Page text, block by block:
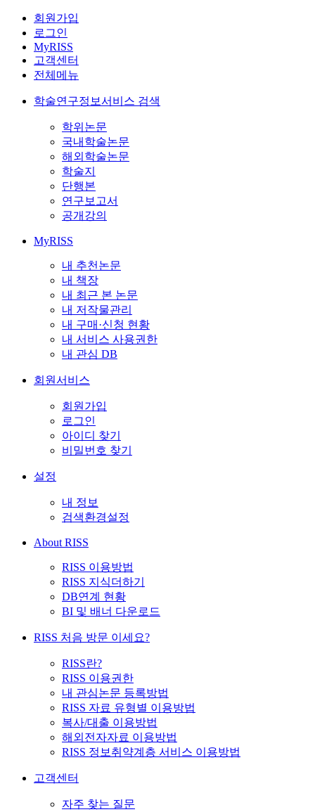
회원가입
로그인
MyRISS
고객센터
전체메뉴
학술연구정보서비스 검색
학위논문
국내학술논문
해외학술논문
학술지
단행본
연구보고서
공개강의
MyRISS
내 추천논문
내 책장
내 최근 본 논문
내 저작물관리
내 구매·신청 현황
내 서비스 사용권한
내 관심 DB
회원서비스
회원가입
로그인
아이디 찾기
비밀번호 찾기
설정
내 정보
검색환경설정
About RISS
RISS 이용방법
RISS 지식더하기
DB연계 현황
BI 및 배너 다운로드
RISS 처음 방문 이세요?
RISS란?
RISS 이용권한
내 관심논문 등록방법
RISS 자료 유형별 이용방법
복사/대출 이용방법
해외전자자료 이용방법
RISS 정보취약계층 서비스 이용방법
고객센터
자주 찾는 질문